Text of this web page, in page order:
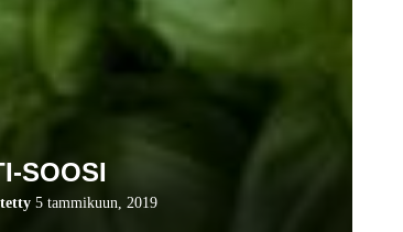
SOOSI
5 tammikuun, 2019